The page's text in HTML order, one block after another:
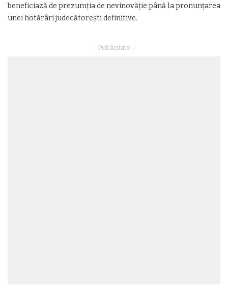
beneficiază de prezumția de nevinovăție până la pronunțarea
unei hotărâri judecătorești definitive.
– Publicitate –